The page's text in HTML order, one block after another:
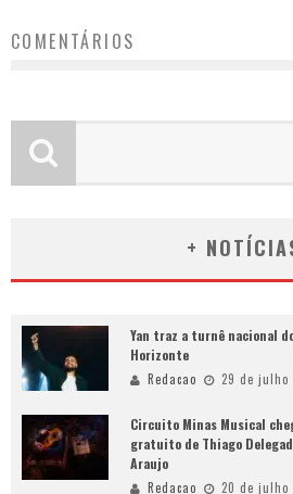
COMENTÁRIOS
+
Yan traz a turnê nacional
Horizonte
Redacao 29 de julho
Circuito Minas Musical
gratuito de Thiago
Araujo
Redacao 20 de julho